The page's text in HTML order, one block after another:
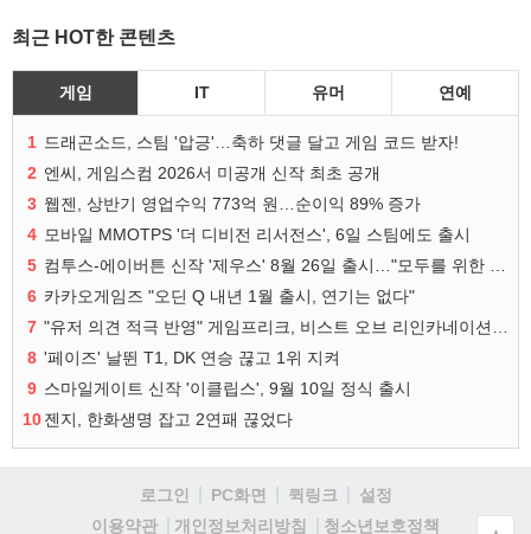
최근 HOT한 콘텐츠
게임 IT 유머 연예
1 드래곤소드, 스팀 '압긍'…축하 댓글 달고 게임 코드 받자!
2 엔씨, 게임스컴 2026서 미공개 신작 최초 공개
3 웹젠, 상반기 영업수익 773억 원…순이익 89% 증가
4 모바일 MMOTPS '더 디비전 리서전스', 6일 스팀에도 출시
5
6 카카오게임즈 "오딘 Q 내년 1월 출시, 연기는 없다"
7
8 '페이즈' 날뛴 T1, DK 연승 끊고 1위 지켜
9 스마일게이트 신작 '이클립스', 9월 10일 정식 출시
10젠지, 한화생명 잡고 2연패 끊었다
로그인 PC화면 퀵링크
설정
이용약관
개인정보처리방침
청소년보호정책